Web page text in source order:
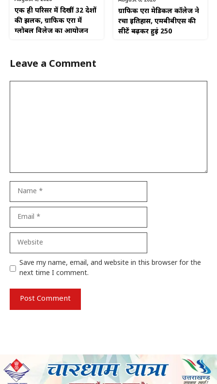
एक ही परिसर में दिखीं 32 देशों
की झलक, ग्राफिक एरा में
ग्लोबल विलेज का आयोजन
ग्राफिक एरा मेडिकल कॉलेज ने
रचा इतिहास, एमबीबीएस की
सीटें बढ़कर हुईं 250
Leave a Comment
Website
Save my name, email, and website in this browser for the
next time I comment.